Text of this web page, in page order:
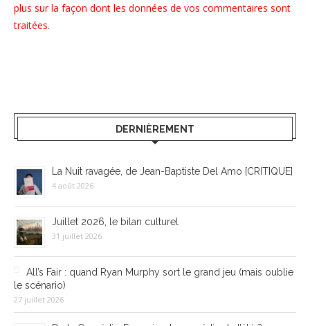
plus sur la façon dont les données de vos commentaires sont
traitées.
DERNIÈREMENT
La Nuit ravagée, de Jean-Baptiste Del Amo [CRITIQUE]
4 août 2026
Juillet 2026, le bilan culturel
31 juillet 2026
All’s Fair : quand Ryan Murphy sort le grand jeu (mais oublie
le scénario)
27 juillet 2026